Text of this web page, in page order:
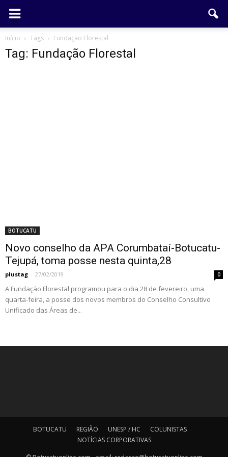
Início Tags Fundação Florestal
Tag: Fundação Florestal
BOTUCATU
Novo conselho da APA Corumbataí-Botucatu-
Tejupá, toma posse nesta quinta,28
plustag - 27/02/2019 0
A Fundação Florestal programou para o dia 28 de fevereiro, uma
quarta-feira, a posse dos novos membros do Conselho Consultivo
Unificado das Áreas de...
BOTUCATU REGIÃO UNESP / HC
COLUNISTAS
NOTÍCIAS CORPORATIVAS